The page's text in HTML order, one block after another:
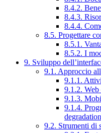
8.4.2.
8.4.3.
8.4.4.
8.5. Progettare
8.5.1.
8.5.2. I
9. Sviluppo
9.1. Approccio
9.1.1.
9.1.2. Web
9.1.3.
9.1.4.
degradation
9.2. Strumenti di